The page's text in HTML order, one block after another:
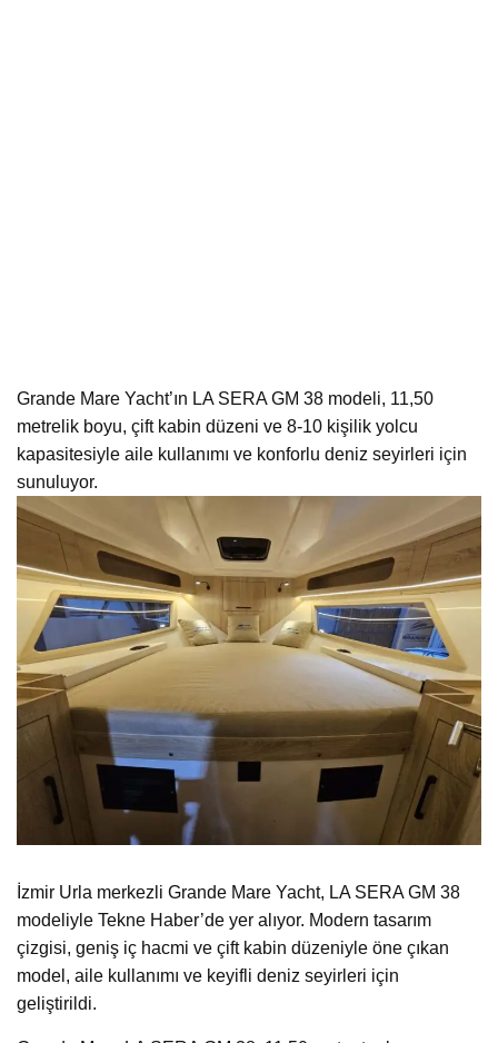
Grande Mare Yacht’ın LA SERA GM 38 modeli, 11,50
metrelik boyu, çift kabin düzeni ve 8-10 kişilik yolcu
kapasitesiyle aile kullanımı ve konforlu deniz seyirleri için
sunuluyor.
İzmir Urla merkezli Grande Mare Yacht, LA SERA GM 38
modeliyle Tekne Haber’de yer alıyor. Modern tasarım
çizgisi, geniş iç hacmi ve çift kabin düzeniyle öne çıkan
model, aile kullanımı ve keyifli deniz seyirleri için
geliştirildi.